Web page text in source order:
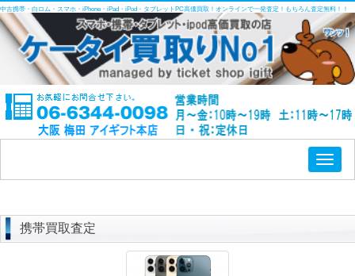
中古携帯・白ロム・スマホ・iPhone・iPad・iPod・タブレットPC高価買取！オンラインで一発査定！もちろん査定無料！！
携帯買取査定